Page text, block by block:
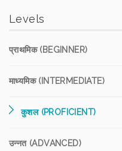
Levels
प्राथमिक (BEGINNER)
माध्यमिक (INTERMEDIATE)
कुशल (PROFICIENT)
उन्नत (ADVANCED)